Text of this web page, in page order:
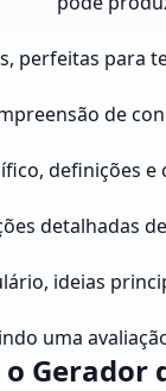
perfeitas para
de
definições
detalhadas
ideias
uma